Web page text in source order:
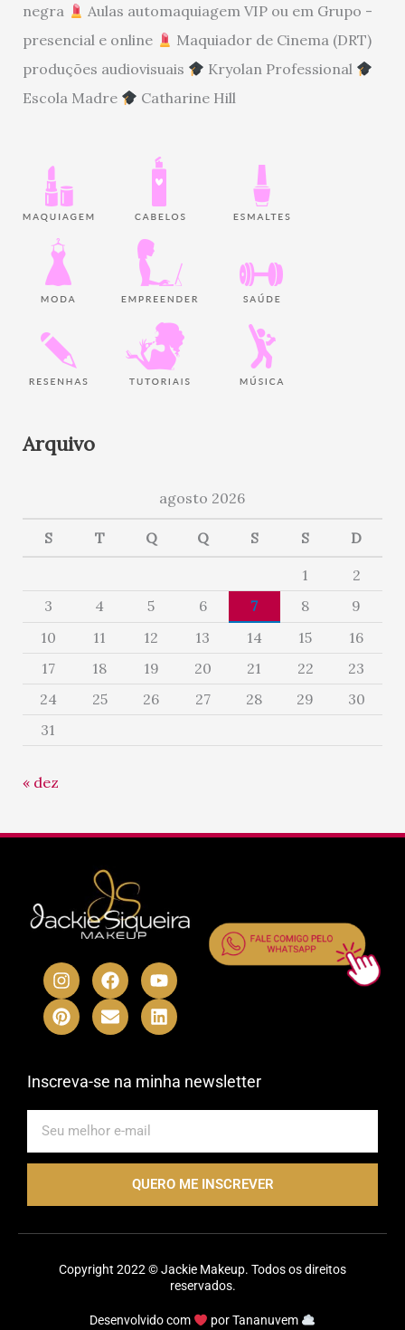
negra
Aulas automaquiagem VIP ou em Grupo -
presencial e online
Maquiador de Cinema (DRT)
produções audiovisuais
Kryolan Professional
Escola Madre
Catharine Hill
Arquivo
agosto 2026
S T Q Q S S D
1
2
3
4 5 6 7 8
9
10
11 12 13 14 15
16
17
18 19 20 21 22
23
24
25 26 27 28 29
30
31
« dez
I
n
s
t
a
r
m
F
a
c
e
b
o
Y
o
u
t
u
e
P
i
n
t
e
e
t
E
n
v
e
l
p
L
i
n
k
e
i
Inscreva-se na minha newsletter
QUERO ME INSCREVER
Copyright 2022 © Jackie Makeup. Todos os direitos
reservados.
Desenvolvido com porTananuvem